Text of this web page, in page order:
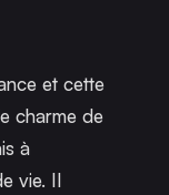
et cette
charme de
à
vie. Il